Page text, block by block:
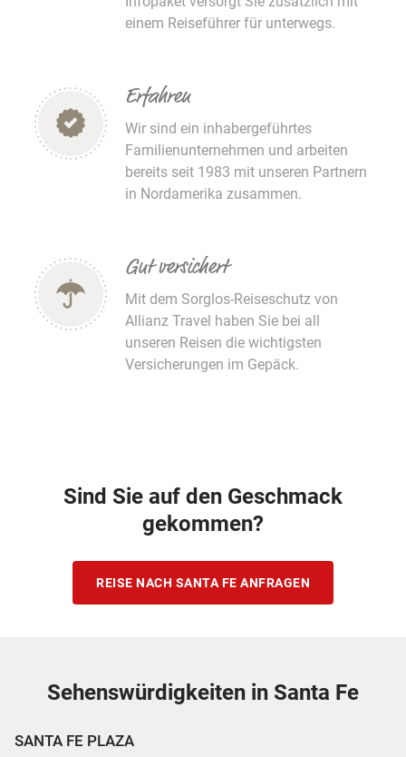
einem Reiseführer für unterwegs.
Erfahren
Wir sind ein inhabergeführtes
Familienunternehmen und arbeiten
bereits seit 1983 mit unseren Partnern
in Nordamerika zusammen.
Gut versichert
Mit dem Sorglos-Reiseschutz von
Allianz Travel haben Sie bei all
unseren Reisen die wichtigsten
Versicherungen im Gepäck.
Sind Sie auf den Geschmack
gekommen?
REISE NACH SANTA FE ANFRAGEN
Sehenswürdigkeiten in Santa Fe
SANTA FE PLAZA